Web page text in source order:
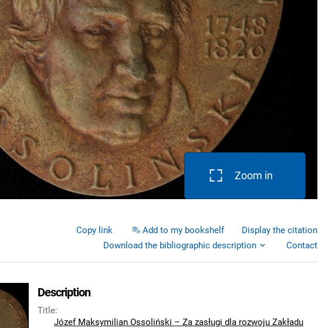
Zoom in
Copy link Add to my bookshelf
Display the citation
Download the bibliographic description
Contact
Description
Title:
Józef Maksymilian Ossoliński – Za zasługi dla rozwoju Zakładu